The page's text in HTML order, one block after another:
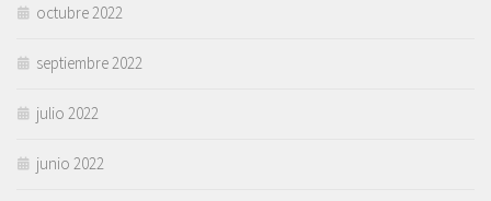
octubre 2022
septiembre 2022
julio 2022
junio 2022